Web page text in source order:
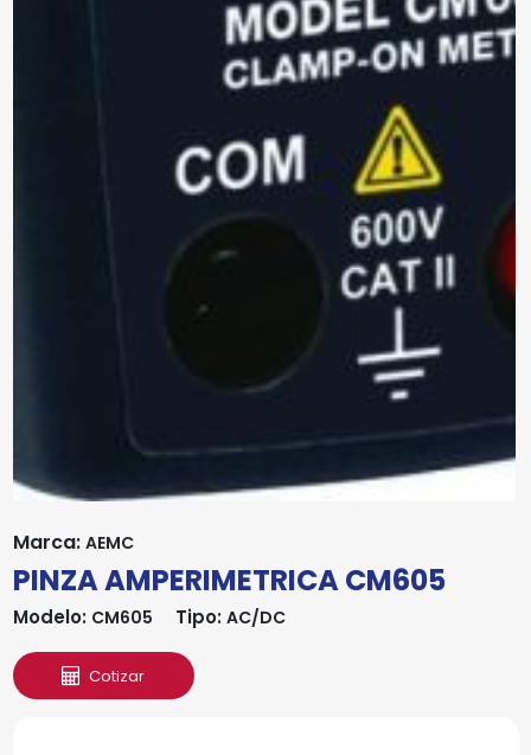
Marca: AEMC
PINZA AMPERIMETRICA CM605
Modelo: CM605 Tipo: AC/DC
Cotizar